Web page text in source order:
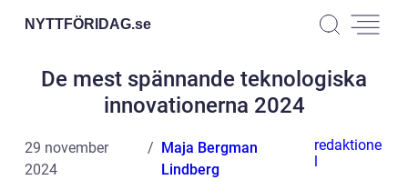
NYTTFÖRIDAG.se
De mest spännande teknologiska
innovationerna 2024
29 november
2024
Maja Bergman
Lindberg
redaktione
l